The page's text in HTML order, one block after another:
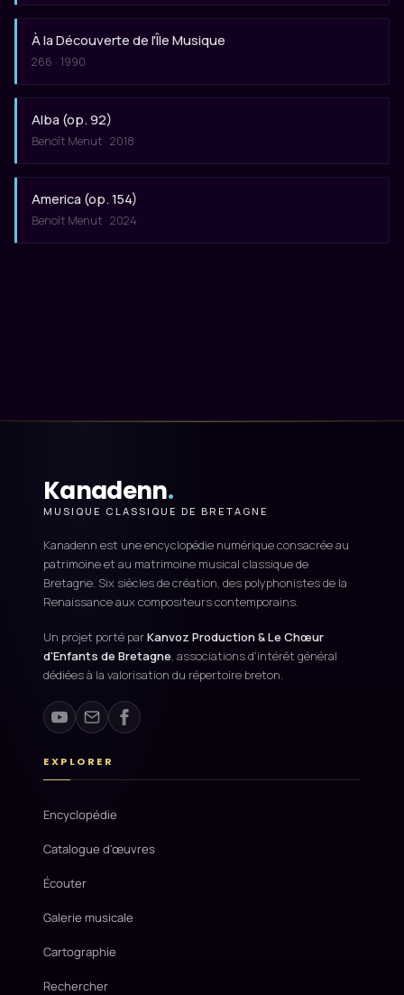
À la Découverte de l'Île Musique
266 · 1990
Alba (op. 92)
Benoît Menut · 2018
America (op. 154)
Benoît Menut · 2024
Kanadenn.
MUSIQUE CLASSIQUE DE BRETAGNE
Kanadenn est une encyclopédie numérique consacrée au
patrimoine et au matrimoine musical classique de
Bretagne. Six siècles de création, des polyphonistes de la
Renaissance aux compositeurs contemporains.
Un projet porté parKanvoz Production & Le Chœur
d'Enfants de Bretagne, associations d'intérêt général
dédiées à la valorisation du répertoire breton.
EXPLORER
Encyclopédie
Catalogue d'œuvres
Écouter
Galerie musicale
Cartographie
Rechercher